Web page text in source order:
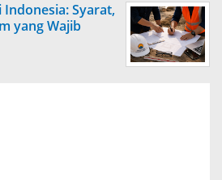
Syarat,
yang Wajib